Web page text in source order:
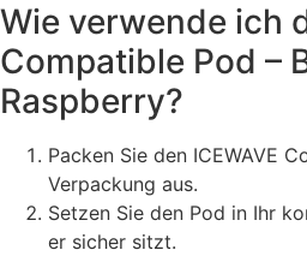
Wie verwende ich
Compatible Pod –
Raspberry?
Packen Sie den ICEWAVE
Verpackung aus.
Setzen Sie den Pod in Ihr
er sicher sitzt.